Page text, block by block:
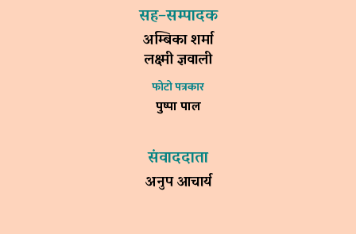
सह–सम्पादक
अम्बिका शर्मा
लक्ष्मी ज्ञवाली
फोटो पत्रकार
पुष्पा पाल
संवाददाता
अनुप आचार्य